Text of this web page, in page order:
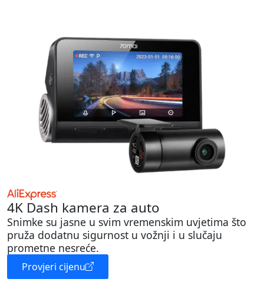
4K Dash kamera za auto
Snimke su jasne u svim vremenskim uvjetima što
pruža dodatnu sigurnost u vožnji i u slučaju
prometne nesreće.
Provjeri cijenu